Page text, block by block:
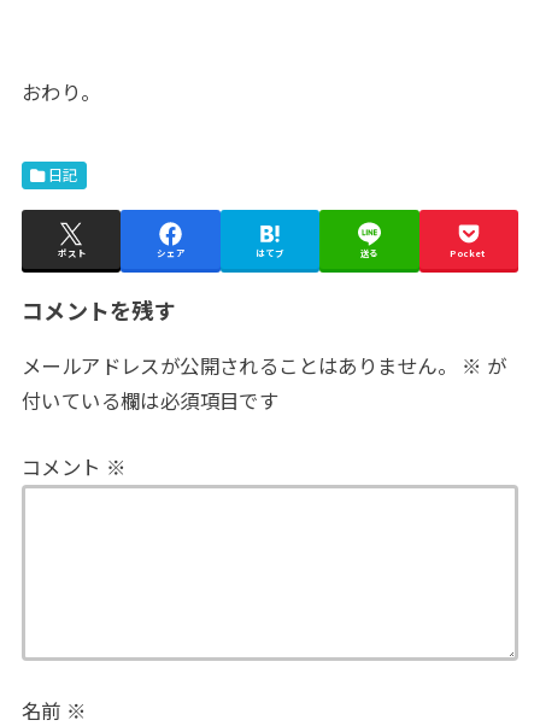
おわり。
日記
ポスト シェア はてブ 送る Pocket
コメントを残す
メールアドレスが公開されることはありません。 ※ が
付いている欄は必須項目です
コメント ※
名前 ※